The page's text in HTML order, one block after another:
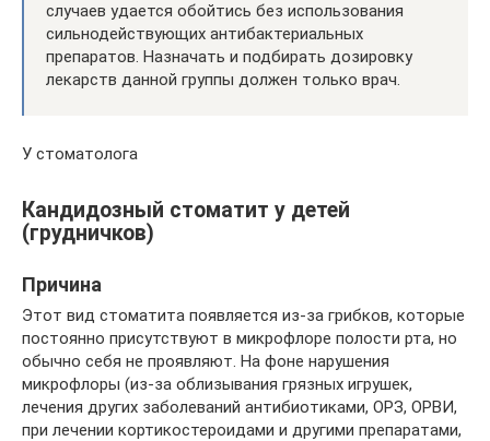
случаев удается обойтись без использования
сильнодействующих антибактериальных
препаратов. Назначать и подбирать дозировку
лекарств данной группы должен только врач.
У стоматолога
Кандидозный стоматит у детей
(грудничков)
Причина
Этот вид стоматита появляется из-за грибков, которые
постоянно присутствуют в микрофлоре полости рта, но
обычно себя не проявляют. На фоне нарушения
микрофлоры (из-за облизывания грязных игрушек,
лечения других заболеваний антибиотиками, ОРЗ, ОРВИ,
при лечении кортикостероидами и другими препаратами,